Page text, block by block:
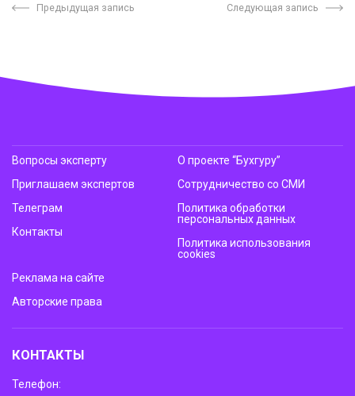
Предыдущая запись Следующая запись
Вопросы эксперту
Приглашаем экспертов
Телеграм
Контакты
О проекте “Бухгуру”
Сотрудничество со СМИ
Политика обработки
персональных данных
Политика использования
cookies
Реклама на сайте
Авторские права
КОНТАКТЫ
Телефон: